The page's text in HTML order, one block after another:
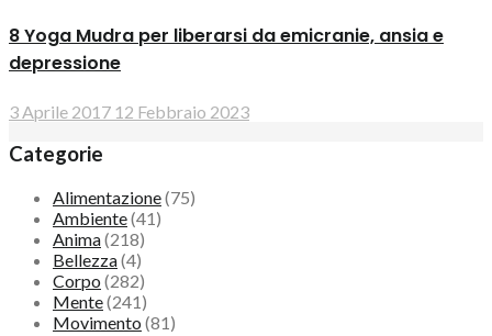
8 Yoga Mudra per liberarsi da emicranie, ansia e
depressione
3 Aprile 2017 12 Febbraio 2023
Categorie
Alimentazione(75)
Ambiente(41)
Anima(218)
Bellezza(4)
Corpo (282)
Mente(241)
Movimento (81)